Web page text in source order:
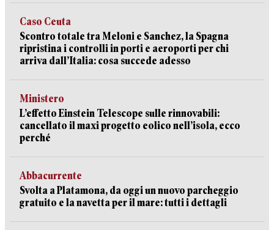
Caso Ceuta
Scontro totale tra Meloni e Sanchez, la Spagna
ripristina i controlli in porti e aeroporti per chi
arriva dall’Italia: cosa succede adesso
Ministero
L’effetto Einstein Telescope sulle rinnovabili:
cancellato il maxi progetto eolico nell’isola, ecco
perché
Abbacurrente
Svolta a Platamona, da oggi un nuovo parcheggio
gratuito e la navetta per il mare: tutti i dettagli